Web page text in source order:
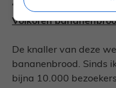
Volkoren
De knaller van deze
bananenbrood. Sinds
bijna 10.000